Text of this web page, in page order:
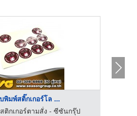
พิมพ์สติ๊กเกอร์โล ...
ติกเกอร์ตามสั่ง - ซีซันกรุ๊ป